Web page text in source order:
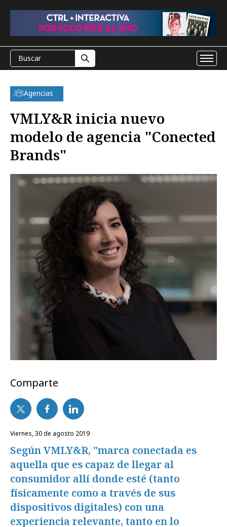
Agencias
VMLY&R inicia nuevo
modelo de agencia "Conected
Brands"
Comparte
viernes, 30 de agosto 2019
Según VMLY&R, "marca conectada es
aquella que es capaz de llegar al
consumidor allí donde esté (tanto
físicamente como a través de sus
dispositivos digitales) con una
experiencia relevante, tanto en lo